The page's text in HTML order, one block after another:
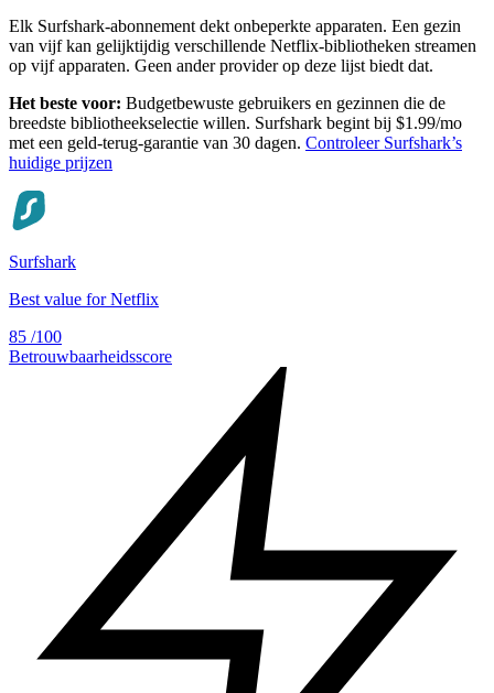
Elk Surfshark-abonnement dekt onbeperkte apparaten. Een gezin
van vijf kan gelijktijdig verschillende Netflix-bibliotheken streamen
op vijf apparaten. Geen ander provider op deze lijst biedt dat.
Het beste voor: Budgetbewuste gebruikers en gezinnen die de
breedste bibliotheekselectie willen. Surfshark begint bij $1.99/mo
met een geld-terug-garantie van 30 dagen. Controleer Surfshark’s
huidige prijzen
Surfshark
Best value for Netflix
85 /100
Betrouwbaarheidsscore